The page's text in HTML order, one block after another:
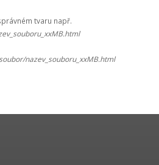
tvaru např.
nazev_souboru_xxMB.html